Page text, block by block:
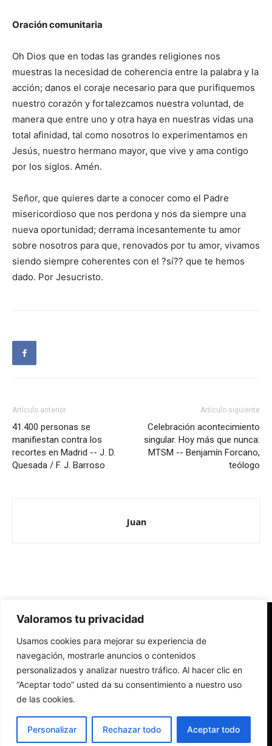
Valoramos tu privacidad
Usamos cookies para mejorar su experiencia de
navegación, mostrarle anuncios o contenidos
personalizados y analizar nuestro tráfico. Al hacer clic en
“Aceptar todo” usted da su consentimiento a nuestro uso
de las cookies.
Personalizar Rechazar todo Aceptar todo
Oración comunitaria
Oh Dios que en todas las grandes religiones nos
muestras la necesidad de coherencia entre la palabra y la
acción; danos el coraje necesario para que purifiquemos
nuestro corazón y fortalezcamos nuestra voluntad, de
manera que entre uno y otra haya en nuestras vidas una
total afinidad, tal como nosotros lo experimentamos en
Jesús, nuestro hermano mayor, que vive y ama contigo
por los siglos. Amén.
Señor, que quieres darte a conocer como el Padre
misericordioso que nos perdona y nos da siempre una
nueva oportunidad; derrama incesantemente tu amor
sobre nosotros para que, renovados por tu amor, vivamos
siendo siempre coherentes con el ?sí?? que te hemos
dado. Por Jesucristo.
Artículo anterior
41.400 personas se
manifiestan contra los
recortes en Madrid -- J. D.
Quesada / F. J. Barroso
Artículo siguiente
Celebración acontecimiento
singular. Hoy más que nunca:
MTSM -- Benjamín Forcano,
teólogo
Juan
Redes Cristianas
Una mirada alternativa sobre la Iglesia católica y la sociedad
- Colectivos de Redes Cristianas